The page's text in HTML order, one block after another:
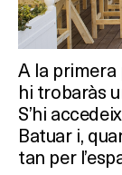
A la primera
hi trobaràs
S’hi
Batuar i,
tan per